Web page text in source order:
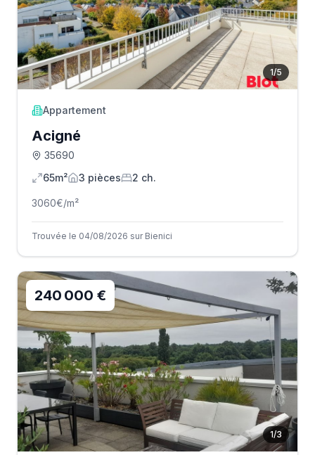
1/5
Appartement
Acigné
35690
65m²
3 pièces 2 ch.
3060€/m²
Trouvée le 04/08/2026 sur Bienici
1/3
240 000 €